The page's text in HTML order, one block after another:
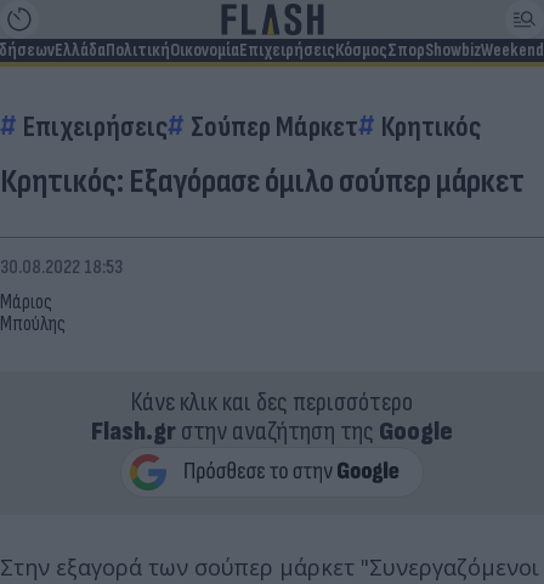
ΕλλάδαΠολιτικήΟικονομίαΕπιχειρήσειςΚόσμοςΣπορShowbizWeekend
Επιχειρήσεις Σούπερ Μάρκετ Κρητικός
Κρητικός: Εξαγόρασε όμιλο σούπερ μάρκετ
Μάριος
Μπούλης
30.08.2022 18:53
Κάνε κλικ και δες περισσότερο
Flash.grστην αναζήτηση της Google
Στην εξαγορά των σούπερ μάρκετ "Συνεργαζόμενοι